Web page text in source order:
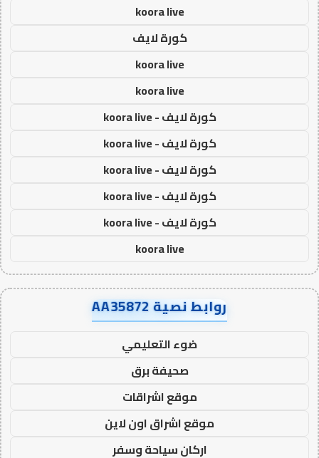
koora live
كورة لايف
koora live
koora live
كورة لايف - koora live
كورة لايف - koora live
كورة لايف - koora live
كورة لايف - koora live
كورة لايف - koora live
koora live
روابط نصية AA35872
ضوء التعليمي
صحيفة برق
موقع اشراقات
موقع اشراق اون لاين
اركان سياحة وسفر